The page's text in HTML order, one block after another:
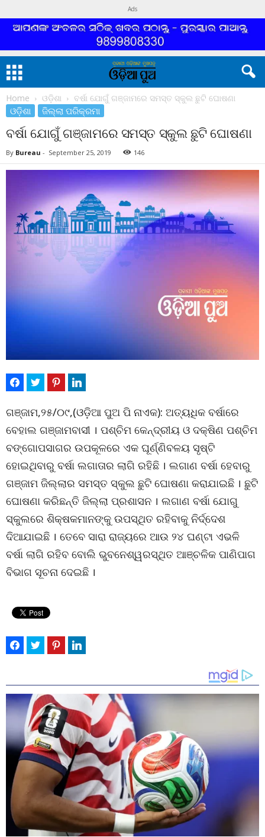
Ads
Home ଓଡ଼ିଶା ବର୍ଷା ଯୋଗୁଁ ଗଞ୍ଜାମରେ ସମସ୍ତ ସ୍କୁଲ ଛୁଟି ଘୋଷଣା
ଓଡ଼ିଶା ଜିଲ୍ଲା ପରିକ୍ରମା
ବର୍ଷା ଯୋଗୁଁ ଗଞ୍ଜାମରେ ସମସ୍ତ ସ୍କୁଲ ଛୁଟି ଘୋଷଣା
By Bureau - September 25, 2019 146
ଗଞ୍ଜାମ,୨୫/୦୯,(ଓଡ଼ିଆ ପୁଅ ପି ନାଏକ): ଅତ୍ୟଧିକ ବର୍ଷାରେ
ବେହାଲ ଗଞ୍ଜାମବାସୀ । ପଶ୍ଚିମ କେନ୍ଦ୍ରୀୟ ଓ ଦକ୍ଷିଣ ପଶ୍ଚିମ
ବଙ୍ଗୋପସାଗର ଉପକୂଳରେ ଏକ ଘୂର୍ଣ୍ଣିବଳୟ ସୃଷ୍ଟି
ହୋଇଥିବାରୁ ବର୍ଷା ଲଗାତାର ଲାଗି ରହିଛି । ଲଗାଣ ବର୍ଷା ହେବାରୁ
ଗଞ୍ଜାମ ଜିଲ୍ଲାର ସମସ୍ତ ସ୍କୁଲ ଛୁଟି ଘୋଷଣା କରାଯାଇଛି । ଛୁଟି
ଘୋଷଣା କରିଛନ୍ତି ଜିଲ୍ଲା ପ୍ରଶାସନ । ଲଗାଣ ବର୍ଷା ଯୋଗୁ
ସ୍କୁଲରେ ଶିକ୍ଷକମାନଙ୍କୁ ଉପସ୍ଥିତ ରହିବାକୁ ନିର୍ଦ୍ଦେଶ
ଦିଆଯାଇଛି । ତେବେ ସାରା ରାଜ୍ୟରେ ଆଉ ୨୪ ଘଣ୍ଟା ଏଭଳି
ବର୍ଷା ଲାଗି ରହିବ ବୋଲି ଭୁବନେଶ୍ୱରସ୍ଥିତ ଆଞ୍ଚଳିକ ପାଣିପାଗ
ବିଭାଗ ସୂଚନା ଦେଇଛି ।